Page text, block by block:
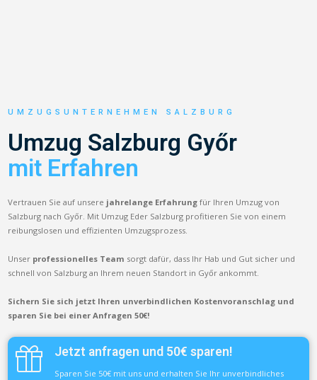
UMZUGSUNTERNEHMEN SALZBURG
Umzug Salzburg Győr
mit Erfahren
Vertrauen Sie auf unsere jahrelange Erfahrung für Ihren Umzug von
Salzburg nach Győr. Mit Umzug Eder Salzburg profitieren Sie von einem
reibungslosen und effizienten Umzugsprozess.
Unser professionelles Team sorgt dafür, dass Ihr Hab und Gut sicher und
schnell von Salzburg an Ihrem neuen Standort in Győr ankommt.
Sichern Sie sich jetzt Ihren unverbindlichen Kostenvoranschlag und
sparen Sie bei einer Anfragen 50€!
Jetzt anfragen und 50€ sparen!
Sparen Sie 50€ mit uns und erhalten Sie Ihr unverbindliches